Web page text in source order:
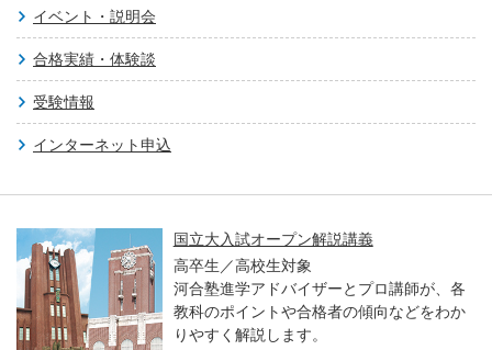
イベント・説明会
合格実績・体験談
受験情報
インターネット申込
国立大入試オープン解説講義
高卒生／高校生対象
河合塾進学アドバイザーとプロ講師が、各
教科のポイントや合格者の傾向などをわか
りやすく解説します。